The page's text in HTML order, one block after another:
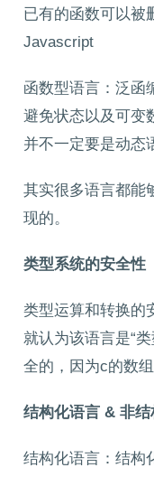
已有的函数可以被
Javascript
函数型语言：泛函
避免状态以及可变
并不一定要是动态
其实很多语言都能
现的。
类型系统的安全性
类型运算和转换的
就认为该语言是“
全的，因为c的数组
结构化语言 & 非结
结构化语言：结构